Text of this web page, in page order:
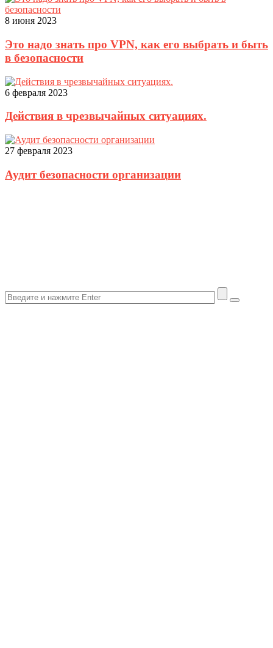
8 июня 2023
Это надо знать про VPN, как его выбрать и быть
в безопасности
6 февраля 2023
Действия в чрезвычайных ситуациях.
27 февраля 2023
Аудит безопасности организации